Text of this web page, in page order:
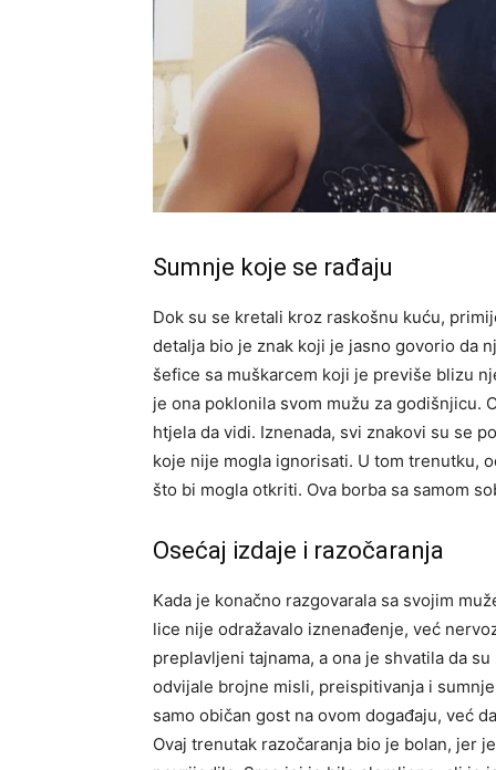
Sumnje koje se rađaju
Dok su se kretali kroz raskošnu kuću,
detalja bio je znak koji je jasno govorio da
šefice sa muškarcem koji je previše blizu
je ona poklonila svom mužu za godišnjicu.
htjela da vidi. Iznenada, svi znakovi su se
koje nije mogla ignorisati. U tom trenutku,
što bi mogla otkriti. Ova borba sa samom
Osećaj izdaje i razočaranja
Kada je konačno razgovarala sa svojim
lice nije odražavalo iznenađenje, već
preplavljeni tajnama, a ona je shvatila da
odvijale brojne misli, preispitivanja i
samo običan gost na ovom događaju, već
Ovaj trenutak razočaranja bio je bolan, jer